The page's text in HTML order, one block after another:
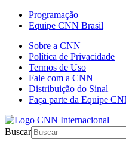
Programação
Equipe CNN Brasil
Sobre a CNN
Política de Privacidade
Termos de Uso
Fale com a CNN
Distribuição do Sinal
Faça parte da Equipe
Buscar